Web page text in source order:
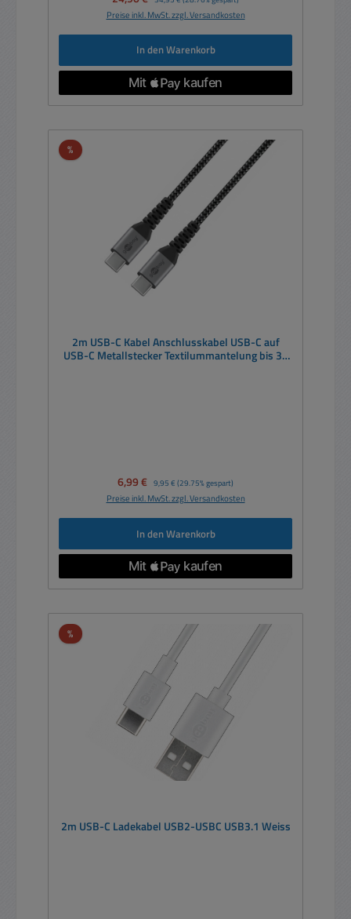
Preise inkl. MwSt. zzgl. Versandkosten
In den Warenkorb
%Rabatt
2m USB-C Kabel Anschlusskabel USB-C auf
USB-C Metallstecker Textilummantelung bis 3A
Verkaufspreis:
6,99 € Regulärer Preis:
9,95 € (29.75% gespart)
Preise inkl. MwSt. zzgl. Versandkosten
In den Warenkorb
%Rabatt
2m USB-C Ladekabel USB2-USBC USB3.1 Weiss